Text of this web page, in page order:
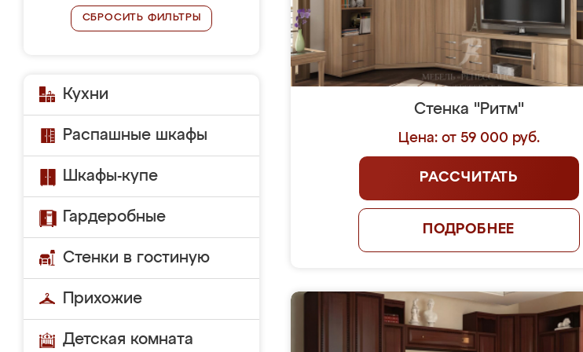
СБРОСИТЬ ФИЛЬТРЫ
Кухни
Распашные шкафы
Шкафы-купе
Гардеробные
Стенки в гостиную
Прихожие
Детская комната
Стенка "Ритм"
Цена: от 59 000 руб.
РАССЧИТАТЬ
ПОДРОБНЕЕ